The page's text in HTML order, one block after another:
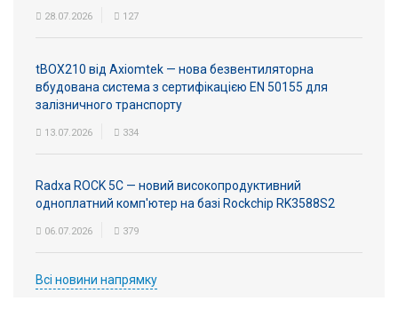
28.07.2026 127
tBOX210 від Axiomtek — нова безвентиляторна
вбудована система з сертифікацією EN 50155 для
залізничного транспорту
13.07.2026 334
Radxa ROCK 5C — новий високопродуктивний
одноплатний комп'ютер на базі Rockchip RK3588S2
06.07.2026 379
Всі новини напрямку